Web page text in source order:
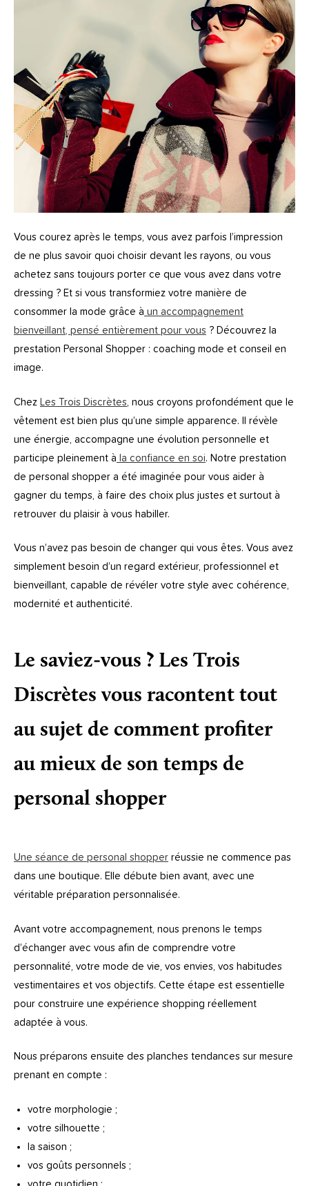
Vous courez après le temps, vous avez parfois l’impression
de ne plus savoir quoi choisir devant les rayons, ou vous
achetez sans toujours porter ce que vous avez dans votre
dressing ? Et si vous transformiez votre manière de
consommer la mode grâce à un accompagnement
bienveillant, pensé entièrement pour vous ? Découvrez la
prestation Personal Shopper : coaching mode et conseil en
image.
Chez Les Trois Discrètes , nous croyons profondément que le
vêtement est bien plus qu’une simple apparence. Il révèle
une énergie, accompagne une évolution personnelle et
participe pleinement à la confiance en soi. Notre prestation
de personal shopper a été imaginée pour vous aider à
gagner du temps, à faire des choix plus justes et surtout à
retrouver du plaisir à vous habiller.
Vous n’avez pas besoin de changer qui vous êtes. Vous avez
simplement besoin d’un regard extérieur, professionnel et
bienveillant, capable de révéler votre style avec cohérence,
modernité et authenticité.
Le saviez-vous ? Les Trois
Discrètes vous racontent tout
au sujet de comment profiter
au mieux de son temps de
personal shopper
Une séance de personal shopper réussie ne commence pas
dans une boutique. Elle débute bien avant, avec une
véritable préparation personnalisée.
Avant votre accompagnement, nous prenons le temps
d’échanger avec vous afin de comprendre votre
personnalité, votre mode de vie, vos envies, vos habitudes
vestimentaires et vos objectifs. Cette étape est essentielle
pour construire une expérience shopping réellement
adaptée à vous.
Nous préparons ensuite des planches tendances sur mesure
prenant en compte :
votre morphologie ;
votre silhouette ;
la saison ;
vos goûts personnels ;